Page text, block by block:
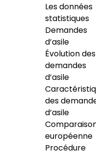
Les données
statistiques
Demandes
d’asile
Évolution des
demandes
d’asile
des
d’asile
européenne
Procédure